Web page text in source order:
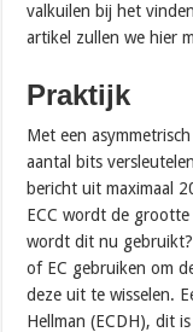
valkuilen bij het
artikel zullen we hier
Praktijk
Met een
aantal bits
bericht uit maximaal
ECC wordt de
wordt dit nu gebruikt?
of EC gebruiken om
deze uit te wisselen.
Hellman (ECDH), dit